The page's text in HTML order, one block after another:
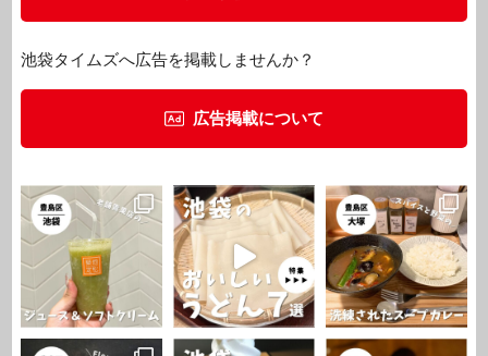
池袋タイムズへ広告を掲載しませんか？
広告掲載について